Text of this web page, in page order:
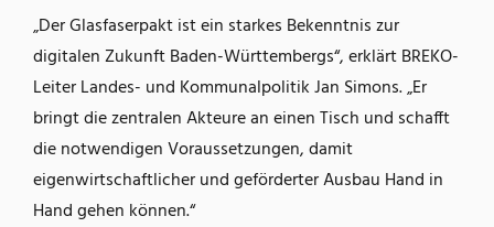
„Der Glasfaserpakt ist ein starkes Bekenntnis zur
digitalen Zukunft Baden-Württembergs“, erklärt BREKO-
Leiter Landes- und Kommunalpolitik Jan Simons. „Er
bringt die zentralen Akteure an einen Tisch und schafft
die notwendigen Voraussetzungen, damit
eigenwirtschaftlicher und geförderter Ausbau Hand in
Hand gehen können.“